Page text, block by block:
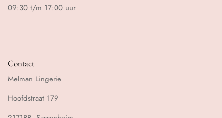
09:30 t/m 17:00 uur
Contact
Melman Lingerie
Hoofdstraat 179